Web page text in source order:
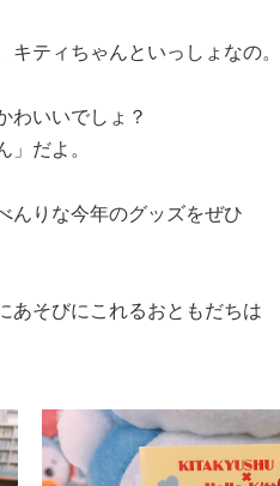
ティちゃんといっしょなの。
わいいでしょ？
」だよ。
んりな今年のグッズをぜひ
あそびにこれるおともだちは